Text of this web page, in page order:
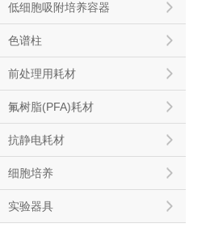
低细胞吸附培养容器
色谱柱
前处理用耗材
氟树脂(PFA)耗材
抗静电耗材
细胞培养
实验器具